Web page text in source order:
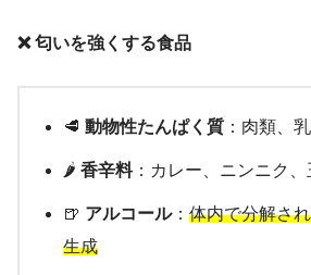
❌ 匂いを強くする食品
🥩 動物性たんぱく質 ：肉類、
🌶️ 香辛料：カレー、ニンニク、
🍺 アルコール： 体内で分解さ
生成